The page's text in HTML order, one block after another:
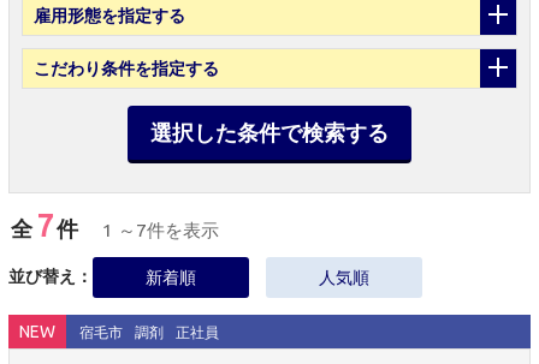
雇用形態を指定する
こだわり条件を指定する
選択した条件で検索する
全 7件 1 ～7件を表示
並び替え： 新着順 人気順
NEW 宿毛市 調剤 正社員